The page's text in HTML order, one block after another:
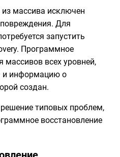
из массива исключен
Для
запустить
Программное
массивов всех уровней,
и информацию о
создан.
типовых проблем,
восстановление